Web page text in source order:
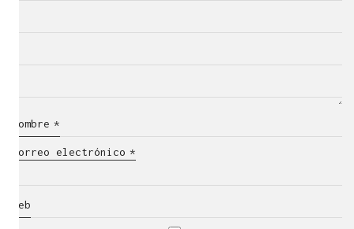
Nombre *
Correo electrónico *
Web